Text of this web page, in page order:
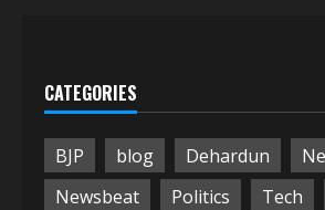
CATEGORIES
BJP blog Dehardun
Newsbeat
Politics Tech